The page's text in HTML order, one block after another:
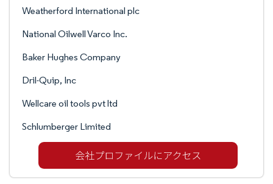
Weatherford International plc
National Oilwell Varco Inc.
Baker Hughes Company
Dril-Quip, Inc
Wellcare oil tools pvt ltd
Schlumberger Limited